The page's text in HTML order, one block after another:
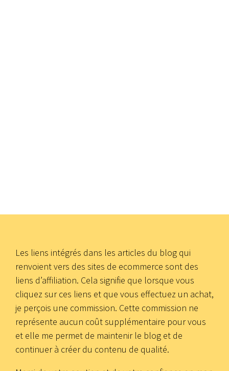
Les liens intégrés dans les articles du blog qui
renvoient vers des sites de ecommerce sont des
liens d’affiliation. Cela signifie que lorsque vous
cliquez sur ces liens et que vous effectuez un achat,
je perçois une commission. Cette commission ne
représente aucun coût supplémentaire pour vous
et elle me permet de maintenir le blog et de
continuer à créer du contenu de qualité.